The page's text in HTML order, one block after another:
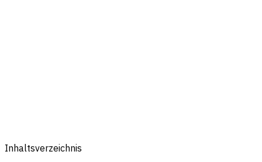
Inhaltsverzeichnis